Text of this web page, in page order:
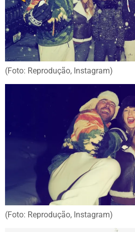
(Foto: Reprodução, Instagram)
(Foto: Reprodução, Instagram)